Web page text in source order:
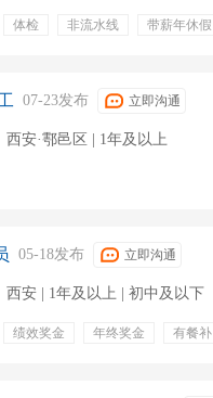
体检 非流水线 带薪年休假
07-23发布 立即沟通
西安·鄠邑区 | 1年及以上
05-18发布 立即沟通
西安 | 1年及以上 | 初中及以下
绩效奖金 年终奖金 有餐补